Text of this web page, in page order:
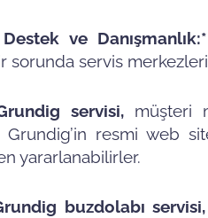
ve Danışmanlık:*
sorunda servis
servisi, müşteri
Grundig’in resmi web
yararlanabilirler.
buzdolabı servisi,